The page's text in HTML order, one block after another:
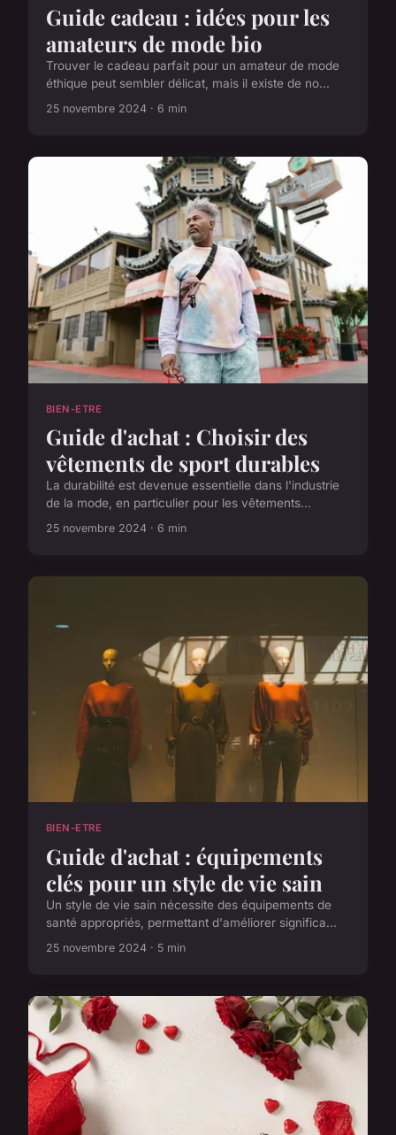
Guide cadeau : idées pour les
amateurs de mode bio
Trouver le cadeau parfait pour un amateur de mode
éthique peut sembler délicat, mais il existe de no...
25 novembre 2024 · 6 min
BIEN-ETRE
Guide d'achat : Choisir des
vêtements de sport durables
La durabilité est devenue essentielle dans l'industrie
de la mode, en particulier pour les vêtements...
25 novembre 2024 · 6 min
BIEN-ETRE
Guide d'achat : équipements
clés pour un style de vie sain
Un style de vie sain nécessite des équipements de
santé appropriés, permettant d'améliorer significa...
25 novembre 2024 · 5 min